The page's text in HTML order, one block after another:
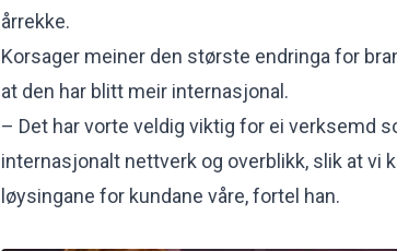
årrekke.
Korsager meiner den største endringa for
at den har blitt meir internasjonal.
– Det har vorte veldig viktig for ei verksemd
internasjonalt nettverk og overblikk, slik at vi
løysingane for kundane våre, fortel han.